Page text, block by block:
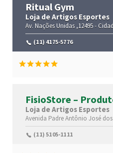
Ritual Gym
Loja de Artigos Esportes
Av. Nações Unidas ,12495 -
(11) 4175-5776
FisioStore –
Fisioterapia e
Loja de Artigos Esportes
Avenida Padre Antônio José
(11) 5105-1111